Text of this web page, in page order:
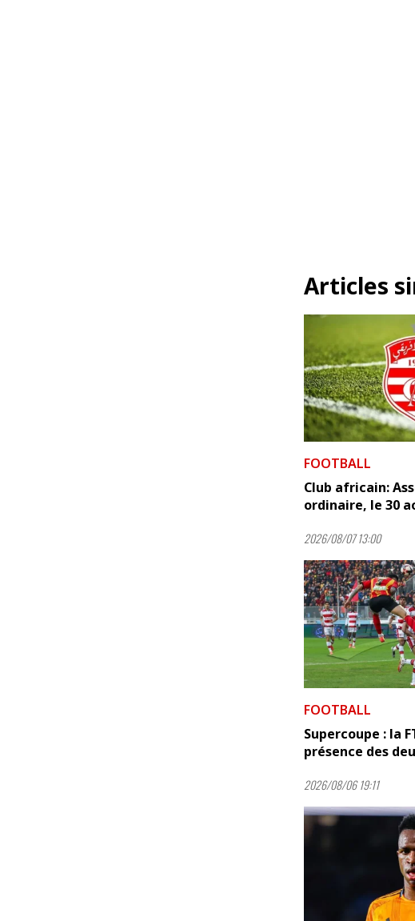
Articles
FOOTBALL
Club africain:
ordinaire, le 30
2026/08/07 13:00
FOOTBALL
Supercoupe : la
présence des
2026/08/06 19:11